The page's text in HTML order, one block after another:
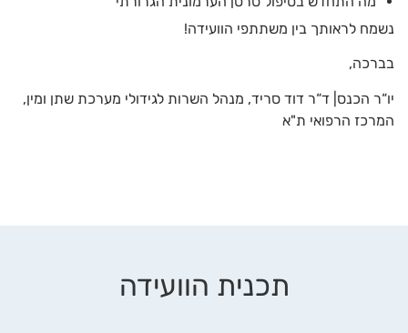
נשמח לראותך בין משתתפי הוועידה!
בברכה,
יו“ר הכנס| ד“ר דוד סריד, מנהל השרות לגידולי מערכת שתן ומין,
המרכז הרפואי ת"א
תכנית הוועידה